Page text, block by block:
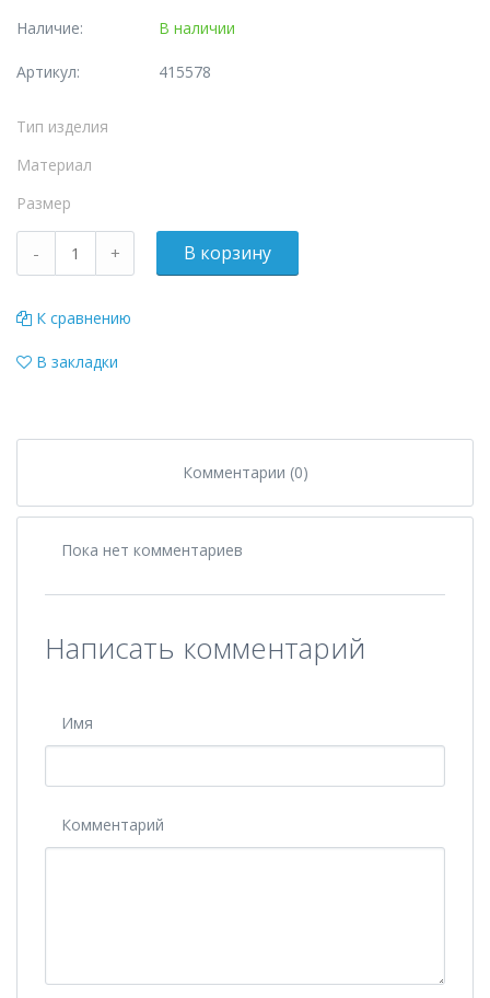
Наличие: В наличии
Артикул: 415578
Тип изделия
Материал
Размер
К сравнению
В закладки
Комментарии (0)
Пока нет комментариев
Написать комментарий
Имя
Комментарий